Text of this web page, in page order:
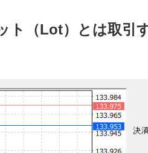
ト（Lot）とは取引